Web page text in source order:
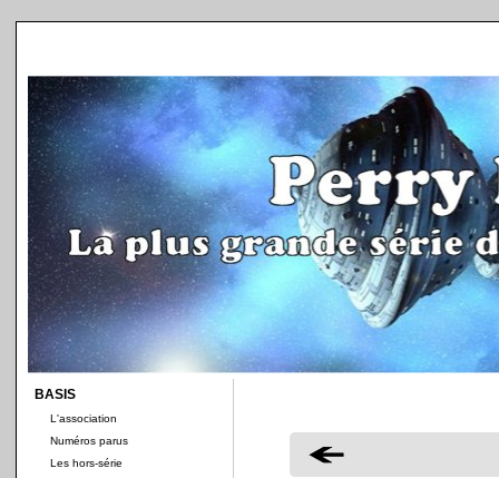
BASIS
L'association
Numéros parus
Les hors-série